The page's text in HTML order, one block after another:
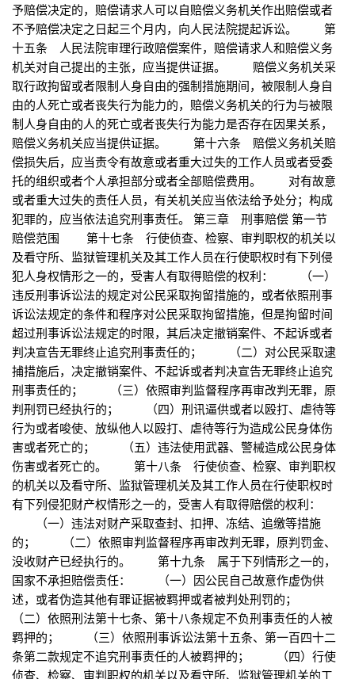
予赔偿决定的，赔偿请求人可以自赔偿义务机关作出赔偿或者
不予赔偿决定之日起三个月内，向人民法院提起诉讼。 第
十五条 人民法院审理行政赔偿案件，赔偿请求人和赔偿义务
机关对自己提出的主张，应当提供证据。 赔偿义务机关采
取行政拘留或者限制人身自由的强制措施期间，被限制人身自
由的人死亡或者丧失行为能力的，赔偿义务机关的行为与被限
制人身自由的人的死亡或者丧失行为能力是否存在因果关系，
赔偿义务机关应当提供证据。 第十六条 赔偿义务机关赔
偿损失后，应当责令有故意或者重大过失的工作人员或者受委
托的组织或者个人承担部分或者全部赔偿费用。 对有故意
或者重大过失的责任人员，有关机关应当依法给予处分；构成
犯罪的，应当依法追究刑事责任。 第三章 刑事赔偿 第一节
赔偿范围 第十七条 行使侦查、检察、审判职权的机关以
及看守所、监狱管理机关及其工作人员在行使职权时有下列侵
犯人身权情形之一的，受害人有取得赔偿的权利： （一）
违反刑事诉讼法的规定对公民采取拘留措施的，或者依照刑事
诉讼法规定的条件和程序对公民采取拘留措施，但是拘留时间
超过刑事诉讼法规定的时限，其后决定撤销案件、不起诉或者
判决宣告无罪终止追究刑事责任的； （二）对公民采取逮
捕措施后，决定撤销案件、不起诉或者判决宣告无罪终止追究
刑事责任的； （三）依照审判监督程序再审改判无罪，原
判刑罚已经执行的； （四）刑讯逼供或者以殴打、虐待等
行为或者唆使、放纵他人以殴打、虐待等行为造成公民身体伤
害或者死亡的； （五）违法使用武器、警械造成公民身体
伤害或者死亡的。 第十八条 行使侦查、检察、审判职权
的机关以及看守所、监狱管理机关及其工作人员在行使职权时
有下列侵犯财产权情形之一的，受害人有取得赔偿的权利：
（一）违法对财产采取查封、扣押、冻结、追缴等措施
的； （二）依照审判监督程序再审改判无罪，原判罚金、
没收财产已经执行的。 第十九条 属于下列情形之一的，
国家不承担赔偿责任： （一）因公民自己故意作虚伪供
述，或者伪造其他有罪证据被羁押或者被判处刑罚的；
（二）依照刑法第十七条、第十八条规定不负刑事责任的人被
羁押的； （三）依照刑事诉讼法第十五条、第一百四十二
条第二款规定不追究刑事责任的人被羁押的； （四）行使
侦查、检察、审判职权的机关以及看守所、监狱管理机关的工